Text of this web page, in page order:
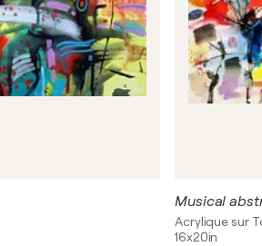
Musical
Acrylique sur
16x20in